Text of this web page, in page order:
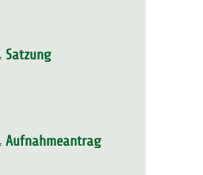
Satzung
Aufnahmeantrag